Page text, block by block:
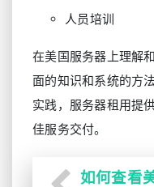
人员培训
在美国服务器上理解
面的知识和系统的方
实践，服务器租用提
佳服务交付。
如何查看